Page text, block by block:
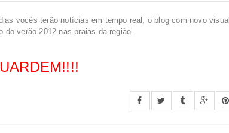
vocês terão notícias em tempo real, o blog com novo visual.
verão 2012 nas praias da região.